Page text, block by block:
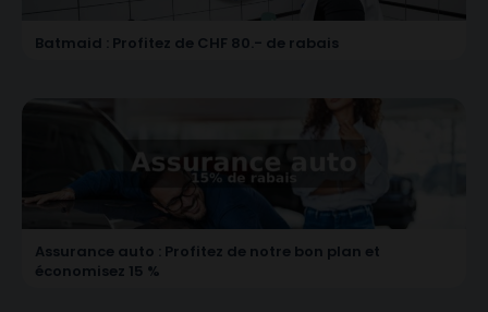
Batmaid : Profitez de CHF 80.- de rabais
Assurance auto : Profitez de notre bon plan et
économisez 15 %